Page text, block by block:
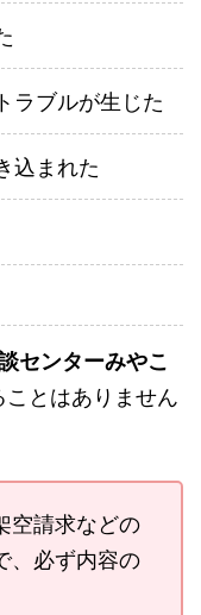
ラブルが生じた
込まれた
センターみやこ
とはありません
空請求などの
、必ず内容の